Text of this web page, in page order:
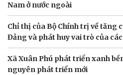
Nam ở nước ngoài
Chỉ thị của Bộ Chính trị về tăng
Đảng và phát huy vai trò của
Xã Xuân Phú phát triển xanh
nguyên phát triển mới